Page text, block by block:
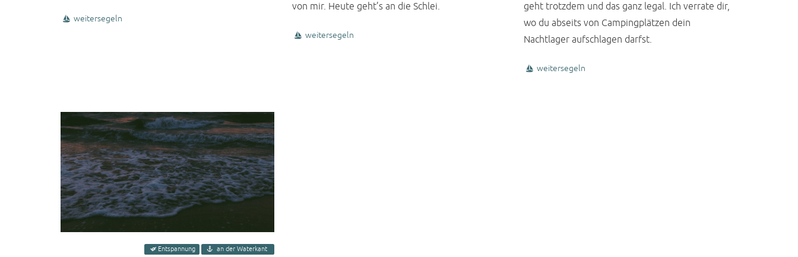
weitersegeln
von mir. Heute geht’s an die Schlei.
weitersegeln
geht trotzdem und das ganz legal. Ich verrate dir,
wo du abseits von Campingplätzen dein
Nachtlager aufschlagen darfst.
weitersegeln
Entspannung an der Waterkant